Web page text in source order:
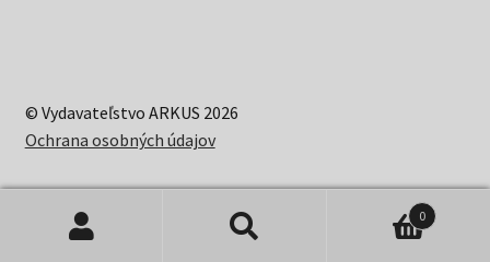
© Vydavateľstvo ARKUS 2026
Ochrana osobných údajov
0